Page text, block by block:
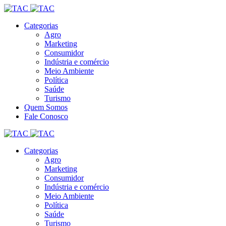
Categorias
Agro
Marketing
Consumidor
Indústria e comércio
Meio Ambiente
Política
Saúde
Turismo
Quem Somos
Fale Conosco
Categorias
Agro
Marketing
Consumidor
Indústria e comércio
Meio Ambiente
Política
Saúde
Turismo